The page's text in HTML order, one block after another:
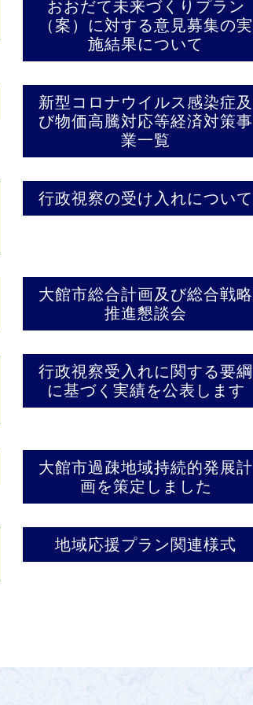
おおだて未来づくりプラン
（案）に対する意見募集の実
施結果について
新型コロナウイルス感染症及
び物価高騰対応等経済対策事
業一覧
行政視察の受け入れについて
大館市総合計画及び総合戦略
推進懇談会
行政視察受入れに関する要綱
に基づく実績を公表します
大館市過疎地域持続的発展計
画を策定しました
地域応援プラン関連様式